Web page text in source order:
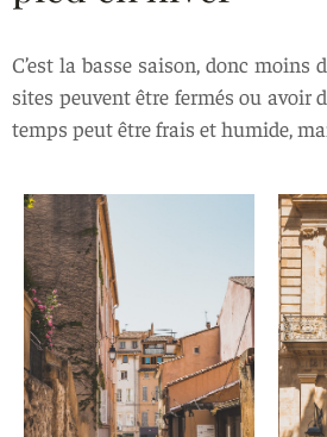
C’est la basse saison, donc moins
sites peuvent être fermés ou avoir
temps peut être frais et humide,